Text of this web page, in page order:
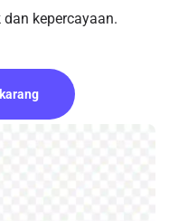
kepercayaan.